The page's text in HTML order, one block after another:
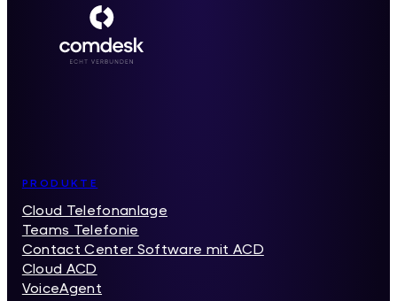
Inhaltsverzeichnis
PRODUKTE
Cloud Telefonanlage
Teams Telefonie
Contact Center Software mit ACD
Cloud ACD
VoiceAgent